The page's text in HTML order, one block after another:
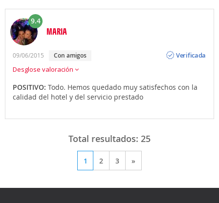
9.4
MARIA
09/06/2015 con amigos
Verificada
Desglose valoración
POSITIVO: Todo. Hemos quedado muy satisfechos con la
calidad del hotel y del servicio prestado
Total resultados: 25
1 2 3 »